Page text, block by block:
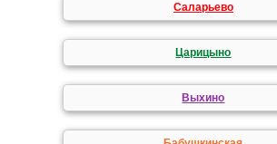
Саларьево
Царицыно
Выхино